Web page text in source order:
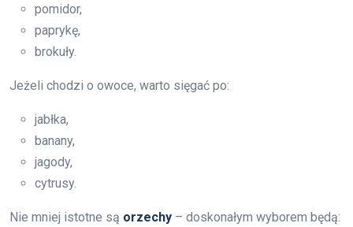
pomidor,
paprykę,
brokuły.
Jeżeli chodzi o owoce, warto sięgać po:
jabłka,
banany,
jagody,
cytrusy.
Nie mniej istotne są orzechy – doskonałym wyborem będą: